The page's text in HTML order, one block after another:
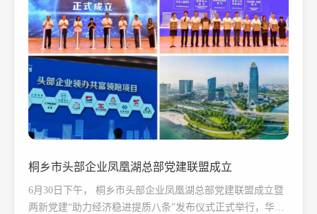
桐乡市头部企业凤凰湖总部党建联盟成立
6月30日下午， 桐乡市头部企业凤凰湖总部党建联盟成立暨
两新党建“助力经济稳进提质八条”发布仪式正式举行，华友